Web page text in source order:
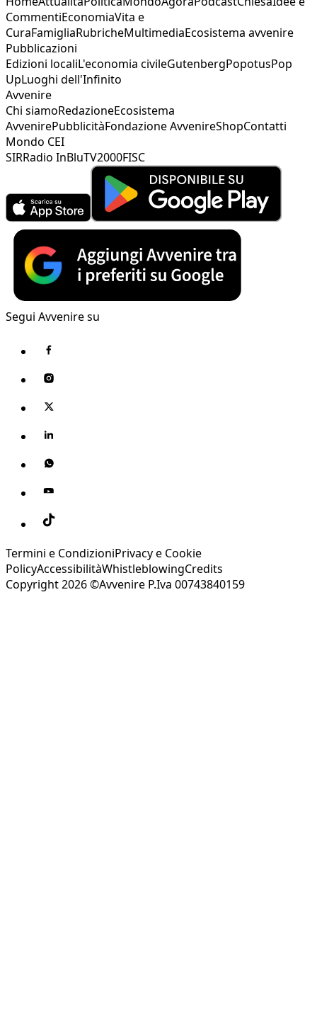
CommentiEconomiaVita e
CuraFamigliaRubricheMultimediaEcosistema avvenire
Pubblicazioni
Edizioni localiL'economia civileGutenbergPopotusPop
UpLuoghi dell'Infinito
Avvenire
Chi siamoRedazioneEcosistema
AvvenirePubblicitàFondazione AvvenireShopContatti
Mondo CEI
SIRRadio InBluTV2000FISC
Segui Avvenire su
Termini e CondizioniPrivacy e Cookie
PolicyAccessibilitàWhistleblowingCredits
Copyright 2026 ©Avvenire P.Iva 00743840159